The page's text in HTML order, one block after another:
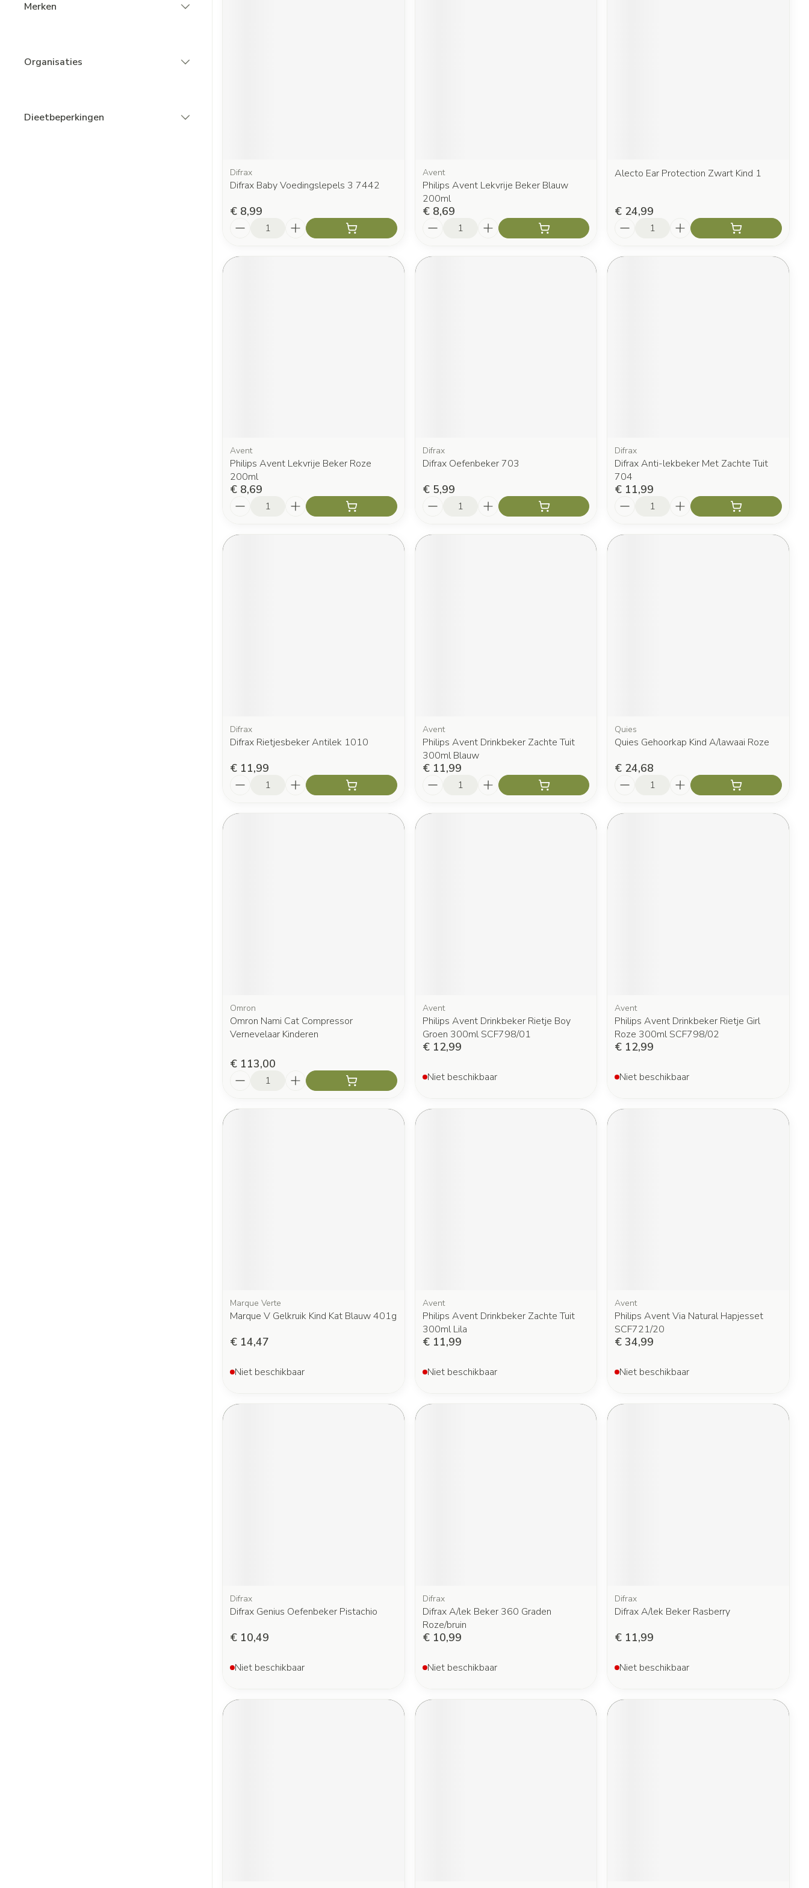
Merken
Organisaties
Dieetbeperkingen
Difrax
Difrax Baby Voedingslepels 3 7442
€ 8,99
Avent
Philips Avent Lekvrije Beker Blauw
200ml
€ 8,69
Alecto Ear Protection Zwart Kind 1
€ 24,99
Avent
Philips Avent Lekvrije Beker Roze
200ml
€ 8,69
Difrax
Difrax Oefenbeker 703
€ 5,99
Difrax
Difrax Anti-lekbeker Met Zachte Tuit
704
€ 11,99
Difrax
Difrax Rietjesbeker Antilek 1010
€ 11,99
Avent
Philips Avent Drinkbeker Zachte Tuit
300ml Blauw
€ 11,99
Quies
Quies Gehoorkap Kind A/lawaai Roze
€ 24,68
Omron
Omron Nami Cat Compressor
Vernevelaar Kinderen
€ 113,00
Avent
Philips Avent Drinkbeker Rietje Boy
Groen 300ml SCF798/01
€ 12,99
Niet beschikbaar
Avent
Philips Avent Drinkbeker Rietje Girl
Roze 300ml SCF798/02
€ 12,99
Niet beschikbaar
Marque Verte
Marque V Gelkruik Kind Kat Blauw 401g
€ 14,47
Niet beschikbaar
Avent
Philips Avent Drinkbeker Zachte Tuit
300ml Lila
€ 11,99
Niet beschikbaar
Avent
Philips Avent Via Natural Hapjesset
SCF721/20
€ 34,99
Niet beschikbaar
Difrax
Difrax Genius Oefenbeker Pistachio
€ 10,49
Niet beschikbaar
Difrax
Difrax A/lek Beker 360 Graden
Roze/bruin
€ 10,99
Niet beschikbaar
Difrax
Difrax A/lek Beker Rasberry
€ 11,99
Niet beschikbaar